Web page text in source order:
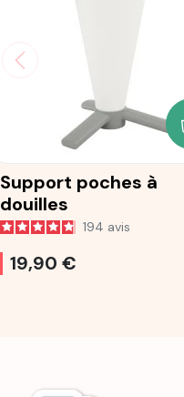
Support poches à
douilles
194 avis
19,90 €